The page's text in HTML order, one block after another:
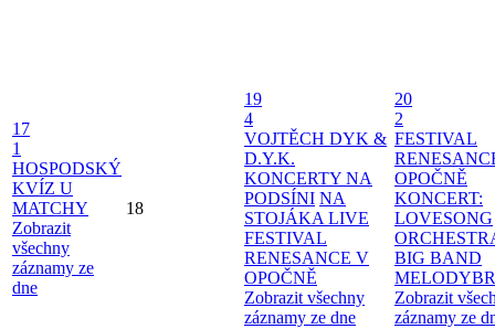
17
1
HOSPODSKÝ
KVÍZ U
MATCHY
Zobrazit
všechny
záznamy ze
dne
18
19
4
VOJTĚCH DYK &
D.Y.K.
KONCERTY NA
PODSÍNI NA
STOJÁKA LIVE
FESTIVAL
RENESANCE V
OPOČNĚ
Zobrazit všechny
záznamy ze dne
20
2
FESTIVAL
OPOČNĚ
KONCERT:
LOVESONG
BIG BAND
Zobrazit
záznamy ze